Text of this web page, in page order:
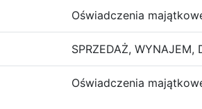
Oświadczenia
SPRZEDAŻ, WYNAJEM,
Oświadczenia